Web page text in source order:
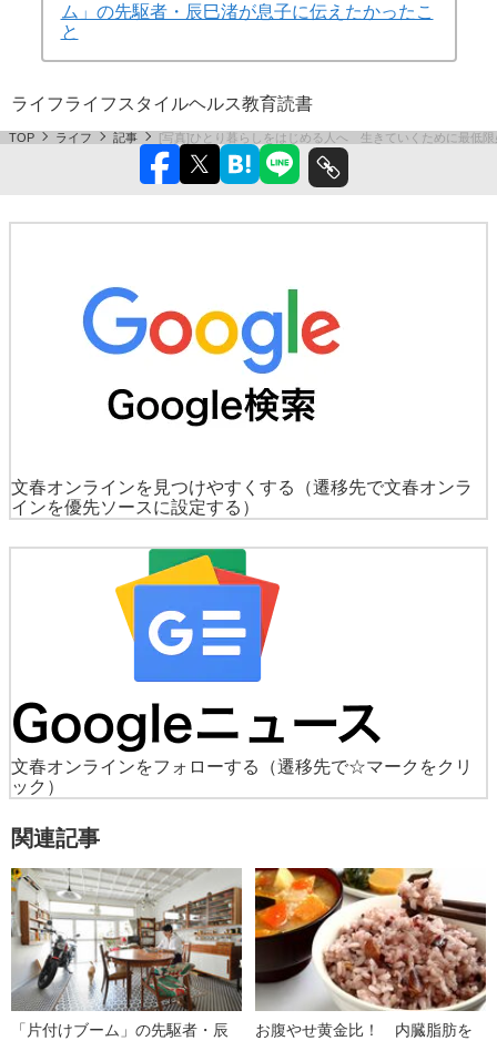
ム」の先駆者・辰巳渚が息子に伝えたかったこ
と
ライフライフスタイルヘルス教育読書
TOP ライフ 記事 [写真]ひとり暮らしをはじめる人へ 生きていくために最低
文春オンラインを見つけやすくする
（遷移先で文春オンラ
インを優先ソースに設定する）
文春オンラインをフォローする
（遷移先で☆マークをクリ
ック）
関連記事
「片付けブーム」の先駆者・辰
お腹やせ黄金比！ 内臓脂肪を